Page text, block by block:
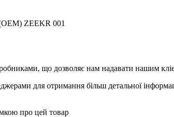
ZEEKR 001
що дозволяє нам надавати нашим
для отримання більш детальної
про цей товар